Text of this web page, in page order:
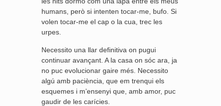
humans, però si intenten tocar-me, bufo. Si
volen tocar-me el cap o la cua, trec les
urpes.
Necessito una llar definitiva on pugui
continuar avançant. A la casa on sóc ara, ja
no puc evolucionar gaire més. Necessito
algú amb paciència, que em trenqui els
esquemes i m’ensenyi que, amb amor, puc
gaudir de les carícies.